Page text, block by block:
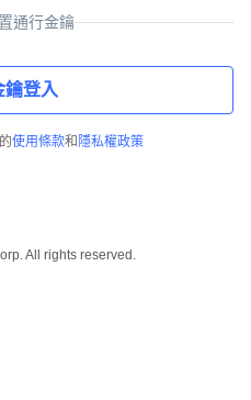
通行金鑰
鑰登入
使用條款和 隱私權政策
All rights reserved.